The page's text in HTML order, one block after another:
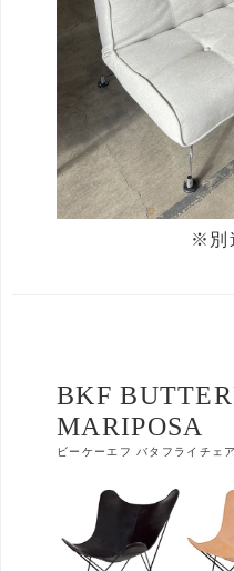
※別
BKF
MARIPOSA
ビーケーエフ バタフライチェ